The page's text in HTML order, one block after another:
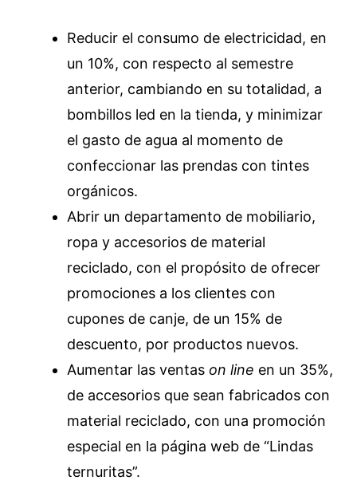
Reducir el consumo de electricidad, en
un 10%, con respecto al semestre
anterior, cambiando en su totalidad, a
bombillos led en la tienda, y minimizar
el gasto de agua al momento de
confeccionar las prendas con tintes
orgánicos.
Abrir un departamento de mobiliario,
ropa y accesorios de material
reciclado, con el propósito de ofrecer
promociones a los clientes con
cupones de canje, de un 15% de
descuento, por productos nuevos.
Aumentar las ventas on line en un 35%,
de accesorios que sean fabricados con
material reciclado, con una promoción
especial en la página web de “Lindas
ternuritas”.